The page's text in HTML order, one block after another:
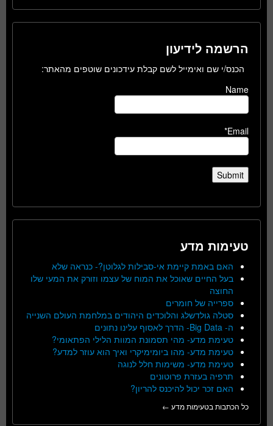
הרשמה לידיעון
הכנס/י שם ואימייל לשם קבלת עידכונים שוטפים מהאתר:
Name
Email*
טעימות מדע
האם באמת קיימת אי-סבילות לגלוטן?- כנראה שלא
בעל החיים שאוכל את המוח של עצמו וזורק את המעי שלו
החוצה
ספרייה של חומרים
סטלה גולדשלג והלוכדים היהודים במלחמת העולם השנייה
ה- Big Data- הדרך לאסוף עלינו נתונים
טעימת מדע- מהי תסמונת המוות הלילי הפתאומי?
טעימת מדע- מהו ביומימיקרי ואיך הוא עוזר למדע?
טעימת מדע- משימות חלל לנוגה
תרפיה בעזרת פרוטונים
האם זכר יכול להיכנס להריון?
כל הכתבות בטעימות מדע ←